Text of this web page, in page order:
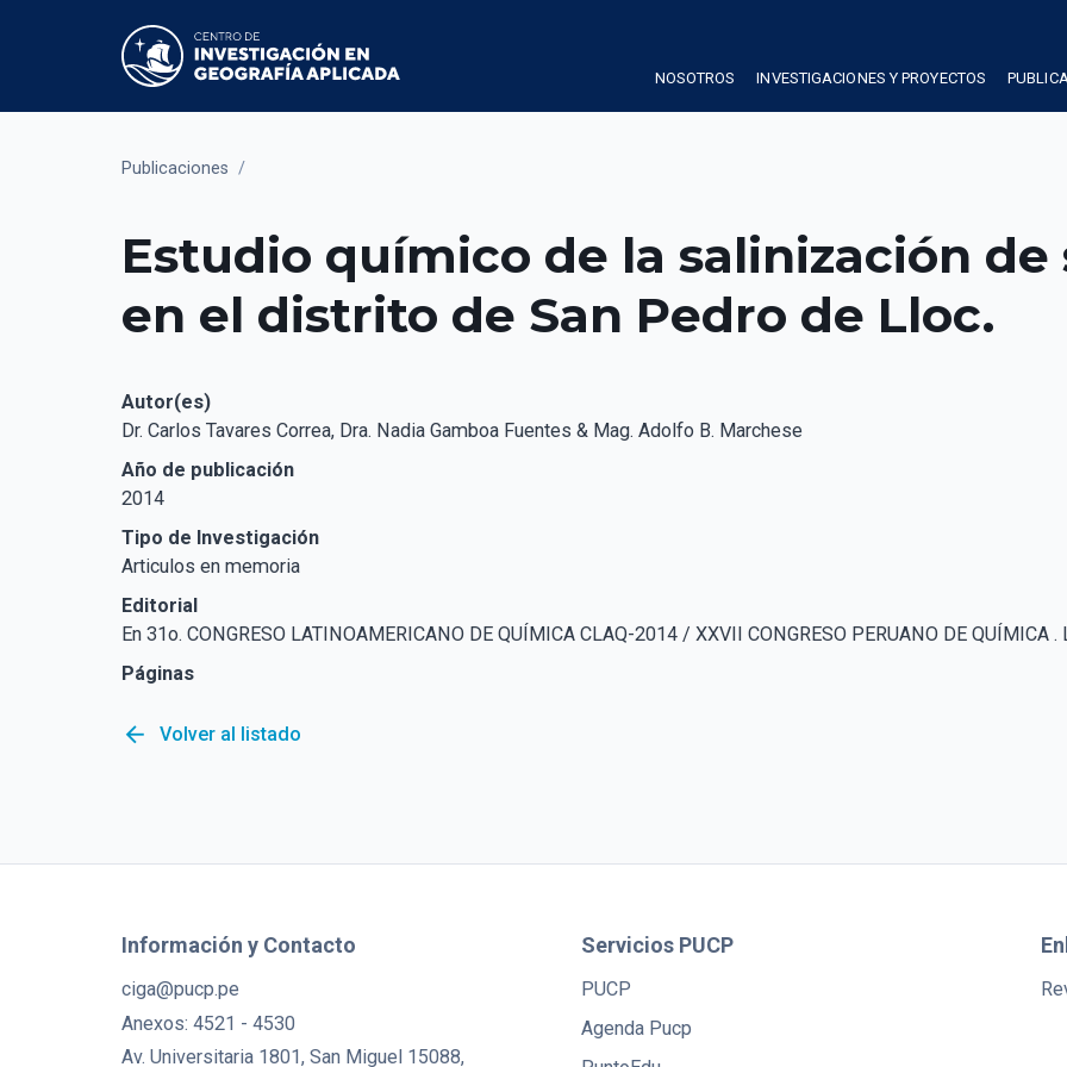
NOSOTROS INVESTIGACIONES Y PROYECTOS
Publicaciones /
Estudio químico de la salinización de
en el distrito de San Pedro de Lloc.
Autor(es)
Dr. Carlos Tavares Correa, Dra. Nadia Gamboa Fuentes & Mag. Adolfo B. Marchese
Año de publicación
2014
Tipo de Investigación
Articulos en memoria
Editorial
En 31o. CONGRESO LATINOAMERICANO DE QUÍMICA CLAQ-2014 / XXVII CONGRESO PERUANO DE QUÍMICA
Páginas
arrow_back Volver al listado
Información y Contacto
ciga@pucp.pe
Anexos: 4521 - 4530
Av. Universitaria 1801, San Miguel 15088,
Servicios PUCP
PUCP
Agenda Pucp